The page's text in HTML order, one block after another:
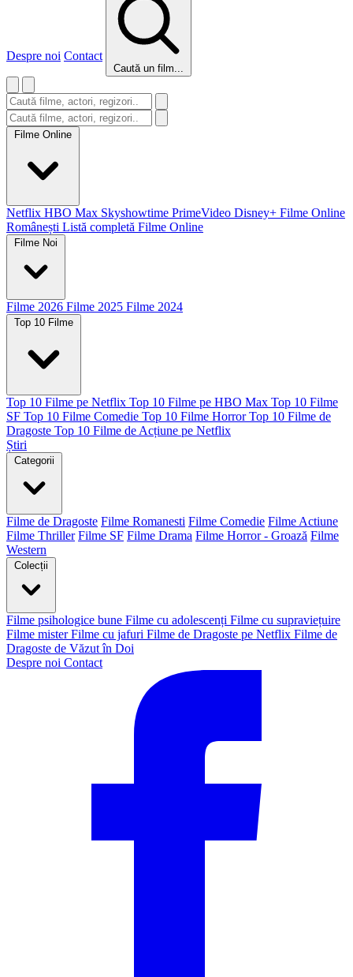
Despre noi Contact
Caută un film...
Filme Online
Netflix HBO Max Skyshowtime PrimeVideo Disney+ Filme Online
Românești Listă completă Filme Online
Filme Noi
Filme 2026 Filme 2025 Filme 2024
Top 10 Filme
Top 10 Filme pe Netflix Top 10 Filme pe HBO Max Top 10 Filme
SF Top 10 Filme Comedie Top 10 Filme Horror Top 10 Filme de
Dragoste Top 10 Filme de Acțiune pe Netflix
Știri
Categorii
Filme de Dragoste Filme Romanesti Filme Comedie Filme Actiune
Filme Thriller Filme SF Filme Drama Filme Horror - Groază Filme
Western
Colecții
Filme psihologice bune Filme cu adolescenți Filme cu supraviețuire
Filme mister Filme cu jafuri Filme de Dragoste pe Netflix Filme de
Dragoste de Văzut în Doi
Despre noi Contact